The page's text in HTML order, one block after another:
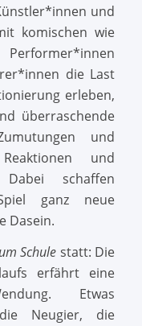
und
komischen wie
die Last
erleben,
überraschende
und
und
Dabei schaffen
ganz neue
Dasein.
Schule statt: Die
erfährt eine
Etwas
Neugier, die